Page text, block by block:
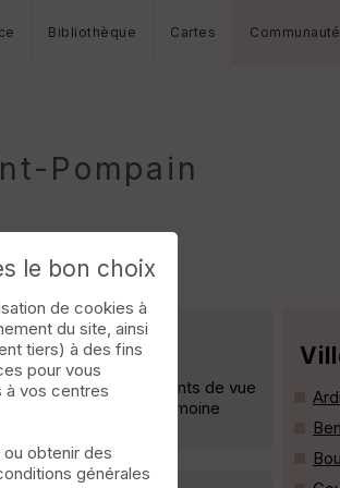
Bibliothèque Cartes Communauté
Pompain
de nombreux points de vue
et de son patrimoine
le bon choix
de cookies à
du site, ainsi
tiers) à des fins
pour vous
vos centres
obtenir des
générales